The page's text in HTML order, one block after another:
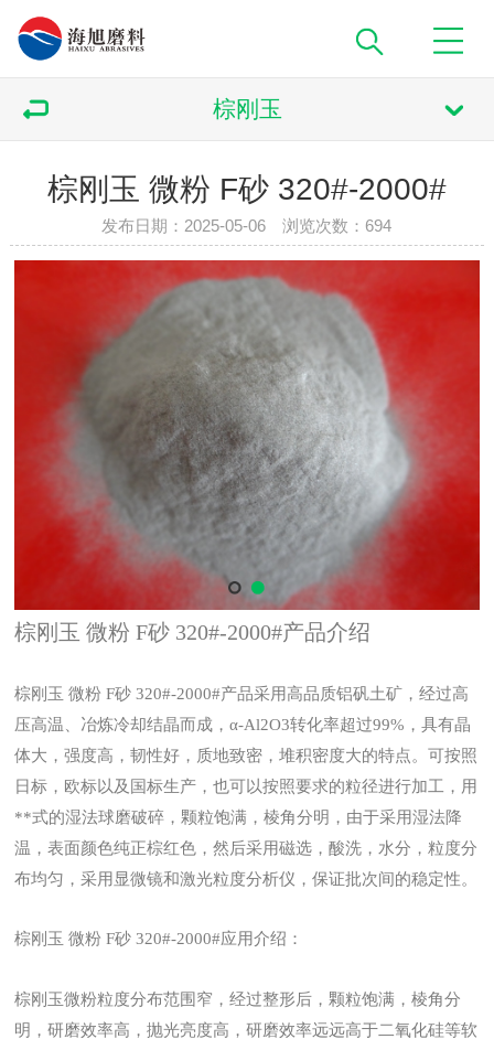
棕刚玉
棕刚玉 微粉 F砂 320#-2000#
发布日期：2025-05-06 浏览次数： 694
棕刚玉 微粉 F砂 320#-2000#产品介绍
棕刚玉 微粉 F砂 320#-2000#产品采用高品质铝矾土矿，经过高
压高温、冶炼冷却结晶而成，α-Al2O3转化率超过99%，具有晶
体大，强度高，韧性好，质地致密，堆积密度大的特点。可按照
日标，欧标以及国标生产，也可以按照要求的粒径进行加工，用
**式的湿法球磨破碎，颗粒饱满，棱角分明，由于采用湿法降
温，表面颜色纯正棕红色，然后采用磁选，酸洗，水分，粒度分
布均匀，采用显微镜和激光粒度分析仪，保证批次间的稳定性。
棕刚玉 微粉 F砂 320#-2000#应用介绍：
棕刚玉微粉粒度分布范围窄，经过整形后，颗粒饱满，棱角分
明，研磨效率高，抛光亮度高，研磨效率远远高于二氧化硅等软